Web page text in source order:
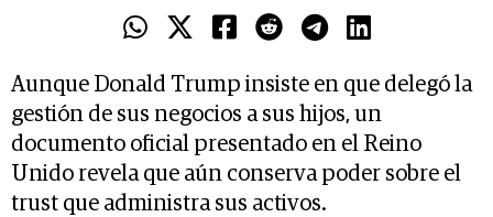
Aunque Donald Trump insiste en que delegó la
gestión de sus negocios a sus hijos, un
documento oficial presentado en el Reino
Unido revela que aún conserva poder sobre el
trust que administra sus activos.